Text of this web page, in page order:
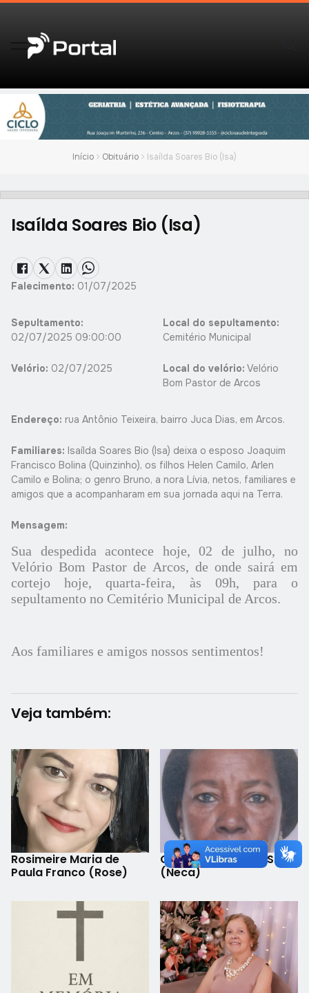
Início Obituário Isaílda Soares Bio (Isa)
Isaílda Soares Bio (Isa)
Falecimento: 01/07/2025
Sepultamento:
02/07/2025 09:00:00
Local do sepultamento:
Cemitério Municipal
Velório: 02/07/2025 Local do velório: Velório
Bom Pastor de Arcos
Endereço: rua Antônio Teixeira, bairro Juca Dias, em Arcos.
Familiares: Isaílda Soares Bio (Isa) deixa o esposo Joaquim
Francisco Bolina (Quinzinho), os filhos Helen Camilo, Arlen
Camilo e Bolina; o genro Bruno, a nora Lívia, netos, familiares e
amigos que a acompanharam em sua jornada aqui na Terra.
Mensagem:
Sua despedida acontece hoje, 02 de julho, no
Velório Bom Pastor de Arcos, de onde sairá em
cortejo hoje, quarta-feira, às 09h, para o
sepultamento no Cemitério Municipal de Arcos.
Aos familiares e amigos nossos sentimentos!
Veja também:
Rosimeire Maria de
Paula Franco (Rose)
Claudina Maria da Silva
(Neca)